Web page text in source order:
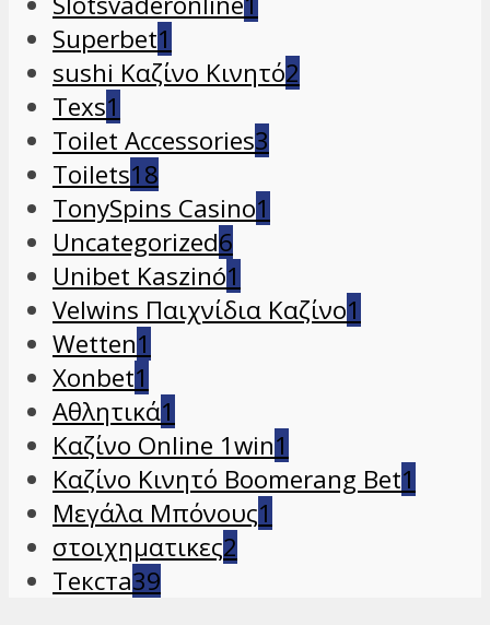
Superbet1
sushi Καζίνο Κινητό2
Texs1
Toilet Accessories3
Toilets18
TonySpins Casino1
Uncategorized6
Unibet Kaszinó1
Velwins Παιχνίδια Καζίνο1
Wetten1
Xonbet1
Αθλητικά1
Καζίνο Online 1win1
Καζίνο Κινητό Boomerang Bet1
Μεγάλα Μπόνους1
στοιχηματικες2
Текста39